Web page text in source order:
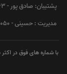
پشتیبان: صادق پور - 09378608043
مدیریت : حسینی - 09123180050
با شماره های فوق در